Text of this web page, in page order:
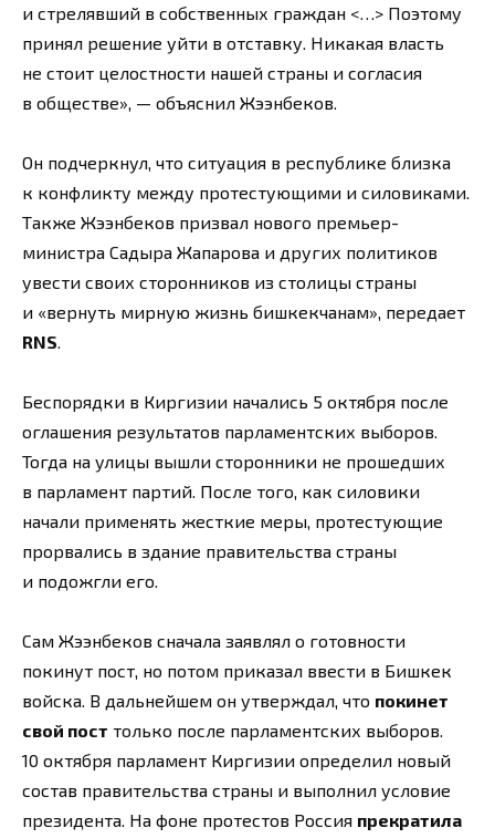
и стрелявший в собственных граждан <…> Поэтому
принял решение уйти в отставку. Никакая власть
не стоит целостности нашей страны и согласия
в обществе», — объяснил Жээнбеков.
Он подчеркнул, что ситуация в республике близка
к конфликту между протестующими и силовиками.
Также Жээнбеков призвал нового премьер-
министра Садыра Жапарова и других политиков
увести своих сторонников из столицы страны
и «вернуть мирную жизнь бишкекчанам», передает
RNS
Беспорядки в Киргизии начались 5 октября после
оглашения результатов парламентских выборов.
Тогда на улицы вышли сторонники не прошедших
в парламент партий. После того, как силовики
начали применять жесткие меры, протестующие
прорвались в здание правительства страны
и подожгли его.
Сам Жээнбеков сначала заявлял о готовности
покинут пост, но потом приказал ввести в Бишкек
войска. В дальнейшем он утверждал, что покинет
свой пост только после парламентских выборов.
10 октября парламент Киргизии определил новый
состав правительства страны и выполнил условие
президента. На фоне протестов Россия прекратила